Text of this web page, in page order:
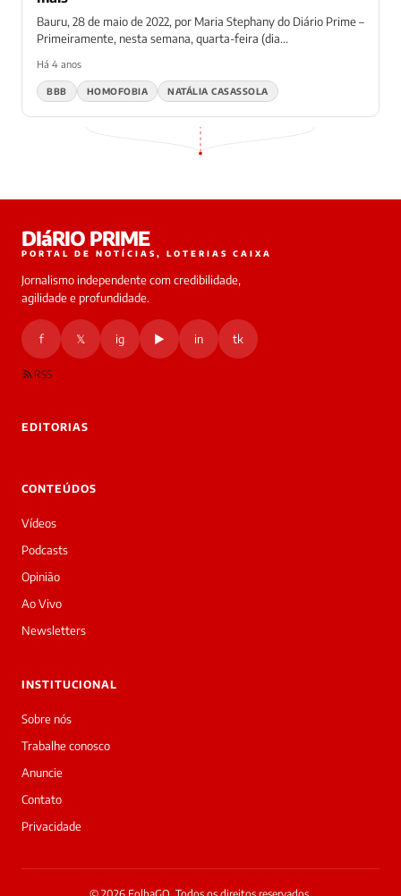
Bauru, 28 de maio de 2022, por Maria Stephany do Diário Prime –
Primeiramente, nesta semana, quarta-feira (dia...
Há 4 anos
BBB HOMOFOBIA NATÁLIA CASASSOLA
DIáRIO PRIME
PORTAL DE NOTÍCIAS, LOTERIAS CAIXA
Jornalismo independente com credibilidade,
agilidade e profundidade.
f 𝕏 ig ▶ in tk
RSS
EDITORIAS
CONTEÚDOS
Vídeos
Podcasts
Opinião
Ao Vivo
Newsletters
INSTITUCIONAL
Sobre nós
Trabalhe conosco
Anuncie
Contato
Privacidade